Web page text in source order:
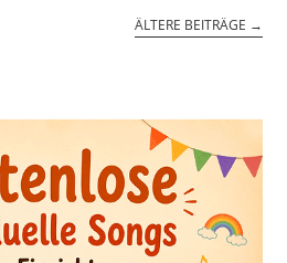
ÄLTERE BEITRÄGE →